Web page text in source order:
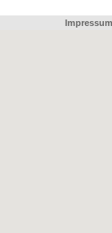
Impressum